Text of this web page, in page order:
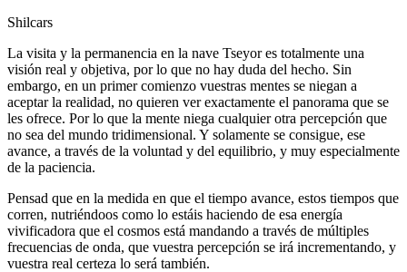
Shilcars
La visita y la permanencia en la nave Tseyor es totalmente una
visión real y objetiva, por lo que no hay duda del hecho. Sin
embargo, en un primer comienzo vuestras mentes se niegan a
aceptar la realidad, no quieren ver exactamente el panorama que se
les ofrece. Por lo que la mente niega cualquier otra percepción que
no sea del mundo tridimensional. Y solamente se consigue, ese
avance, a través de la voluntad y del equilibrio, y muy especialmente
de la paciencia.
Pensad que en la medida en que el tiempo avance, estos tiempos que
corren, nutriéndoos como lo estáis haciendo de esa energía
vivificadora que el cosmos está mandando a través de múltiples
frecuencias de onda, que vuestra percepción se irá incrementando, y
vuestra real certeza lo será también.